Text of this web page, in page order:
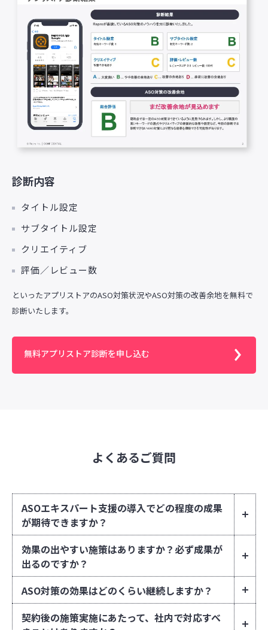
診断内容
タイトル設定
サブタイトル設定
クリエイティブ
評価／レビュー数
といったアプリストアのASO対策状況やASO対策の改善余地を無料で
診断いたします。
無料アプリストア診断を申し込む
よくあるご質問
ASOエキスパート支援の導入でどの程度の成果
が期待できますか？
効果の出やすい施策はありますか？必ず成果が
出るのですか？
ASO対策の効果はどのくらい継続しますか？
契約後の施策実施にあたって、社内で対応すべ